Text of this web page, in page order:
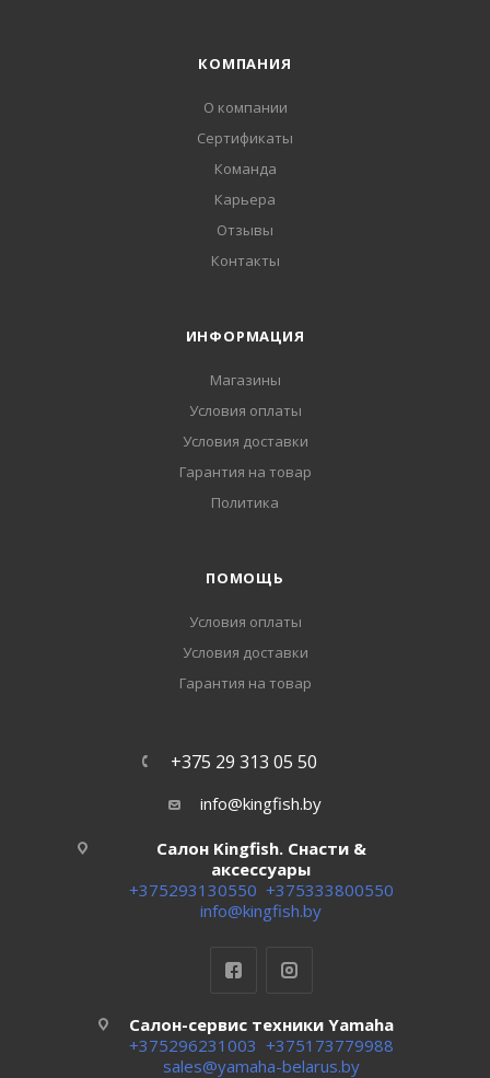
КОМПАНИЯ
О компании
Сертификаты
Команда
Карьера
Отзывы
Контакты
ИНФОРМАЦИЯ
Магазины
Условия оплаты
Условия доставки
Гарантия на товар
Политика
ПОМОЩЬ
Условия оплаты
Условия доставки
Гарантия на товар
+375 29 313 05 50
info@kingfish.by
Салон Kingfish. Снасти &
аксессуары
+375293130550 +375333800550
info@kingfish.by
Салон-сервис техники Yamaha
+375296231003 +375173779988
sales@yamaha-belarus.by